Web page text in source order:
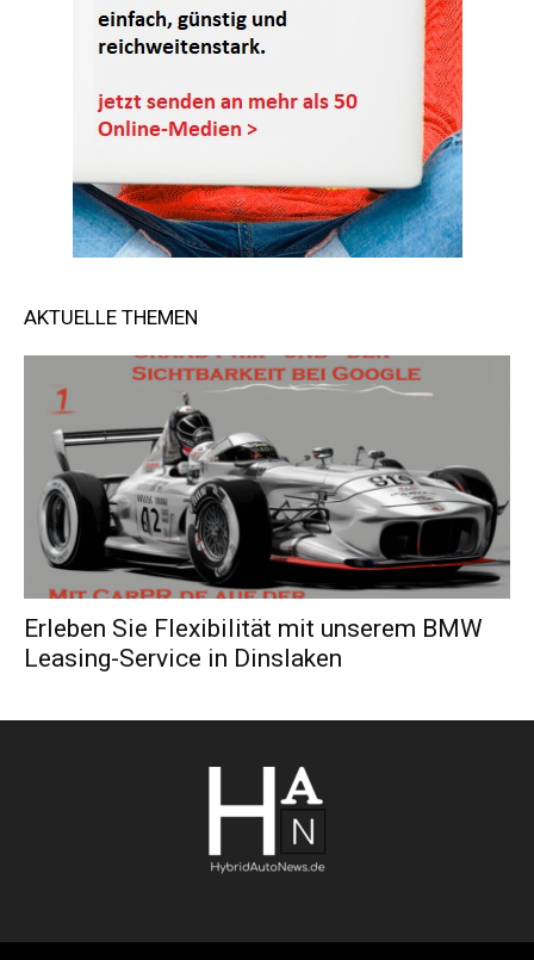
AKTUELLE THEMEN
Erleben Sie Flexibilität mit unserem BMW
Leasing-Service in Dinslaken